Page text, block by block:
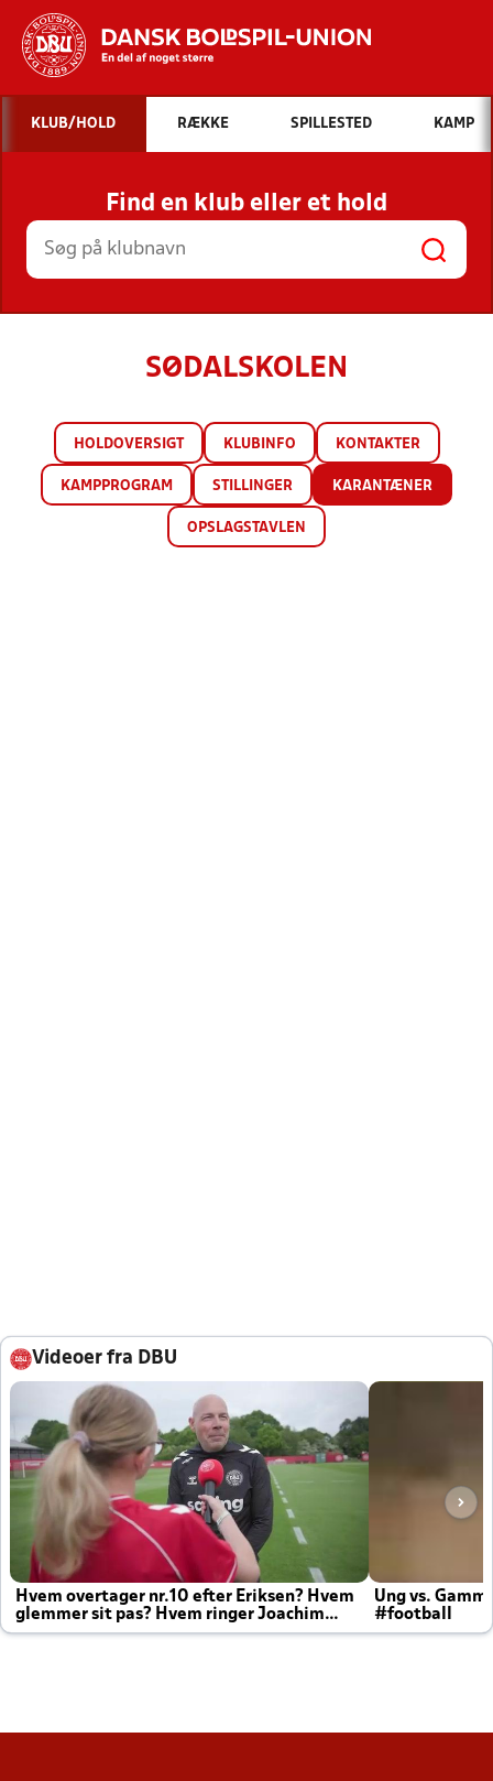
Hvad vil du søge efter?
INDHOLD OG NYHEDER
STILLINGER, RESULTATER, KLUBBER OG
HOLD
KLUB/HOLD RÆKKE SPILLESTED KAMP
Find en klub eller et hold
SØDALSKOLEN
HOLDOVERSIGT KLUBINFO KONTAKTER
KAMPPROGRAM STILLINGER KARANTÆNER
OPSLAGSTAVLEN
Videoer fra DBU
Hvem overtager nr.10 efter Eriksen? Hvem
glemmer sit pas? Hvem ringer Joachim
altid til efter kampe?
Ung vs.
#football